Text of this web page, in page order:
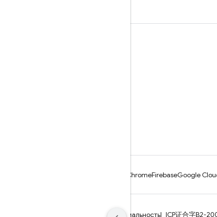
ChromeFirebaseGoogle
Конфиденциальность ICP证合字B2-